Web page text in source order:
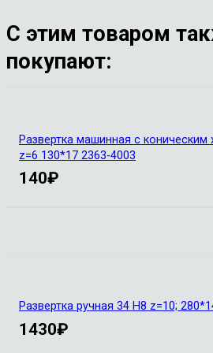
С этим товаром
покупают:
Развертка машинная с
z=6 130*17 2363-4003
140₽
Развертка ручная 34 Н8 z=10;
1430₽